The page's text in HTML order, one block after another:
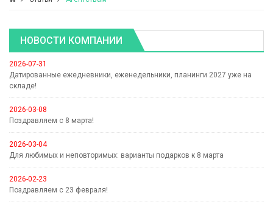
НОВОСТИ КОМПАНИИ
2026-07-31
Датированные ежедневники, еженедельники, планинги 2027 уже на
складе!
2026-03-08
Поздравляем с 8 марта!
2026-03-04
Для любимых и неповторимых: варианты подарков к 8 марта
2026-02-23
Поздравляем с 23 февраля!